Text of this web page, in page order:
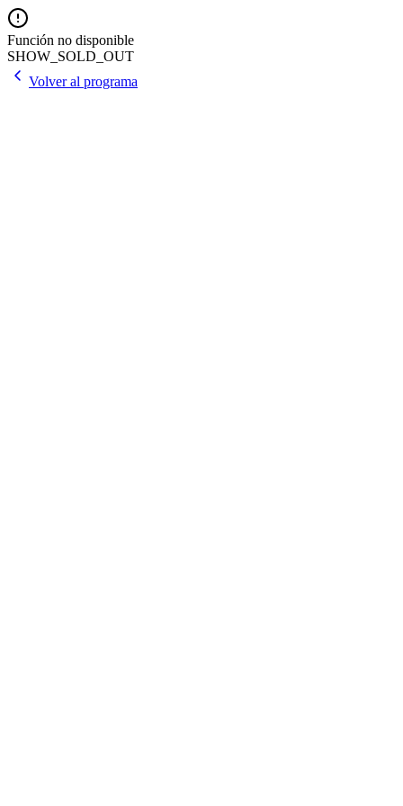
Función no disponible
SHOW_SOLD_OUT
Volver al programa